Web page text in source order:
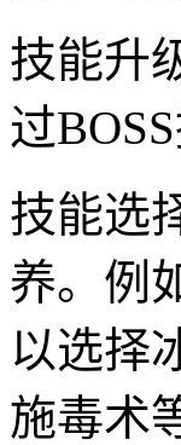
技能升
过
技能选
养。例
以选择
施毒术